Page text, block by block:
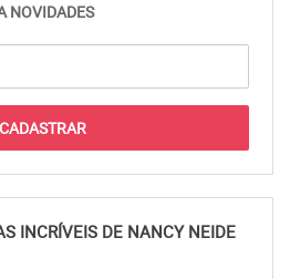
NOVIDADES
INCRÍVEIS DE NANCY NEIDE